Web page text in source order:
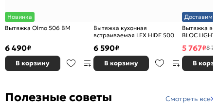
Новинка
Вытяжка Olmo 506 BM
6 490₽
В корзину
Вытяжка кухонная
встраиваемая LEX HIDE 500
6 590₽
В корзину
Доставим
Вытяжка
BLOC
5 767₽8
В
Полезные советы Смотреть все